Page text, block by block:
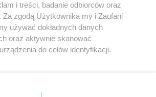
i treści, badanie odbiorców oraz
Za zgodą Użytkownika my i Zaufani
używać dokładnych danych
oraz aktywnie skanować
do celów identyfikacji.
klikając przycisk ustawień prywatności